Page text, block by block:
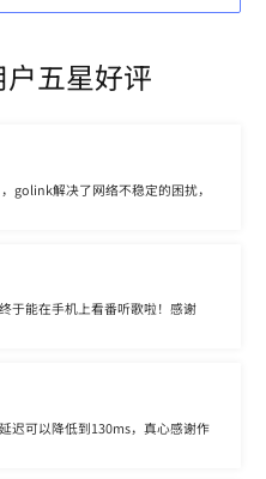
五星好评
golink解决了网络不稳定的困扰，
于能在手机上看番听歌啦！感谢
迟可以降低到130ms，真心感谢作